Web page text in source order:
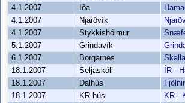
4.1.2007
Iða
4.1.2007
Njarðvík
4.1.2007
Stykkishólmur
5.1.2007
Grindavík
6.1.2007
Borgarnes
18.1.2007
Seljaskóli ÍR -
18.1.2007
Dalhús
18.1.2007
KR-hús KR -